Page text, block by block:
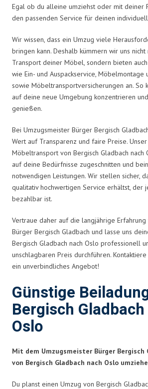
Egal ob du alleine umziehst oder mit deiner
den passenden Service für deinen
Wir wissen, dass ein Umzug viele
bringen kann. Deshalb kümmern wir uns
Transport deiner Möbel, sondern bieten
wie Ein- und Auspackservice, Möbelmontage
sowie Möbeltransportversicherungen an. So
auf deine neue Umgebung konzentrieren
genießen.
Bei Umzugsmeister Bürger Bergisch
Wert auf Transparenz und faire Preise.
Möbeltransport von Bergisch Gladbach
auf deine Bedürfnisse zugeschnitten und
notwendigen Leistungen. Wir stellen sicher,
qualitativ hochwertigen Service erhältst, der
bezahlbar ist.
Vertraue daher auf die langjährige
Bürger Bergisch Gladbach und lasse uns
Bergisch Gladbach nach Oslo professionell
unschlagbaren Preis durchführen.
ein unverbindliches Angebot!
Günstige
Bergisch
Oslo
Mit dem Umzugsmeister Bürger Bergisch
von Bergisch Gladbach nach Oslo
Du planst einen Umzug von Bergisch